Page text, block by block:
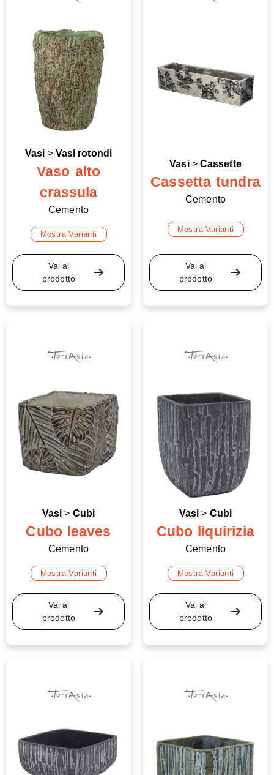
Vasi > Vasi rotondi
Vaso alto
crassula
Cemento
Mostra Varianti
Vai al
prodotto
arrow_right_alt
Vasi> Cassette
Cassetta tundra
Cemento
Mostra Varianti
Vai al
prodotto
arrow_right_alt
Vasi > Cubi
Cubo leaves
Cemento
Mostra Varianti
Vai al
prodotto
arrow_right_alt
Vasi > Cubi
Cubo liquirizia
Cemento
Mostra Varianti
Vai al
prodotto
arrow_right_alt